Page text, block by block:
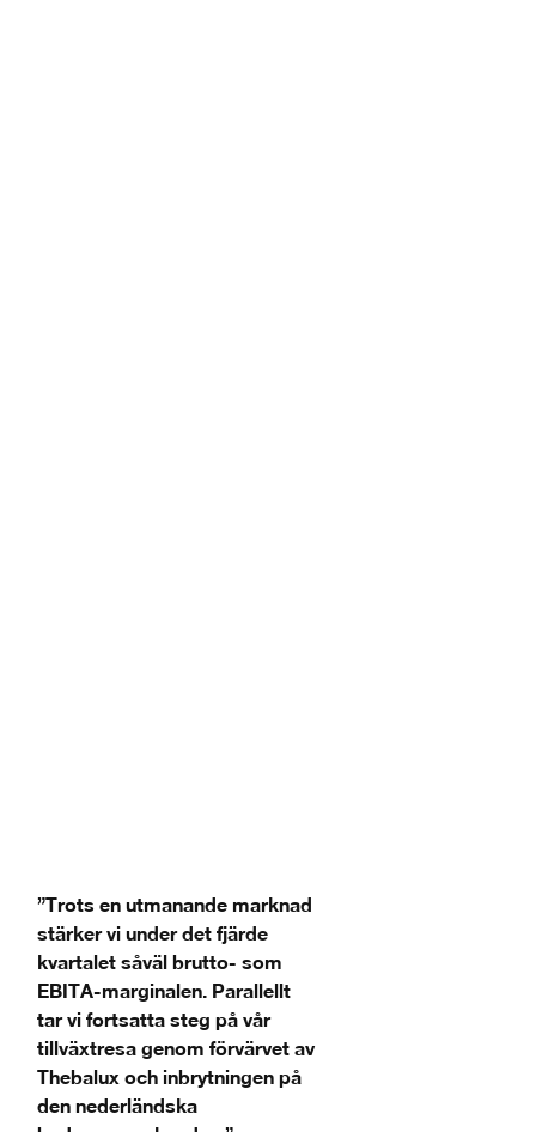
”Trots en utmanande marknad
stärker vi under det fjärde
kvartalet såväl brutto- som
EBITA-marginalen. Parallellt
tar vi fortsatta steg på vår
tillväxtresa genom förvärvet av
Thebalux och inbrytningen på
den nederländska